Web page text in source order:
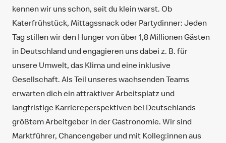
kennen wir uns schon, seit du klein warst. Ob
Katerfrühstück, Mittagssnack oder Partydinner: Jeden
Tag stillen wir den Hunger von über 1,8 Millionen Gästen
in Deutschland und engagieren uns dabei z. B. für
unsere Umwelt, das Klima und eine inklusive
Gesellschaft. Als Teil unseres wachsenden Teams
erwarten dich ein attraktiver Arbeitsplatz und
langfristige Karriereperspektiven bei Deutschlands
größtem Arbeitgeber in der Gastronomie. Wir sind
Marktführer, Chancengeber und mit Kolleg:innen aus